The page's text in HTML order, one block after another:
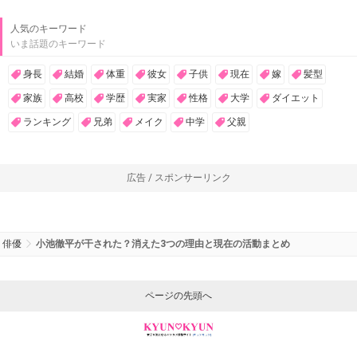
人気のキーワード
いま話題のキーワード
身長 結婚 体重 彼女 子供 現在 嫁 髪型
家族 高校 学歴 実家 性格 大学 ダイエット
ランキング 兄弟 メイク 中学 父親
広告 / スポンサーリンク
俳優 小池徹平が干された？消えた3つの理由と現在の活動まとめ
ページの先頭へ